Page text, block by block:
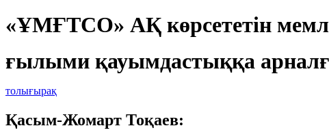
«ҰМҒТСО» АҚ көрсететін
ғылыми қауымдастыққа
толығырақ
Қасым-Жомарт Тоқаев: